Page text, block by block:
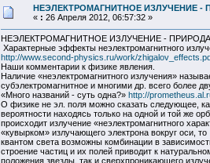
НЕЭЛЕКТРОМАГНИТНОЕ ИЗЛУЧЕНИЕ -
« : 26 Апреля 2012, 06:57:32 »
НЕЭЛЕКТРОМАГНИТНОЕ ИЗЛУЧЕНИЕ -
Характерные эффекты неэлектромагнитного
http://www.second-physics.ru/work/
Наши комментарии к физике явления.
Наличие «неэлектромагнитного излучения»
субэлектромагнитное и многими др. всего более
«Много названий - суть одна?» http://
О физике не эл. поля можно сказать следующее,
вероятности находясь только на одной и той же
происходит излучение «неэлектромагнитного
«кувырком» излучающего электрона вокруг оси,
квантом света возможны комбинации в
строение частиц и их полей приводит к
положения звезды, так и сверхпроникающего